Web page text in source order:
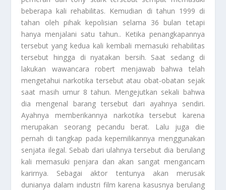
beberapa kali rehabilitas. Kemudian di tahun 1999 di
tahan oleh pihak kepolisian selama 36 bulan tetapi
hanya menjalani satu tahun.. Ketika penangkapannya
tersebut yang kedua kali kembali memasuki rehabilitas
tersebut hingga di nyatakan bersih. Saat sedang di
lakukan wawancara robert menjawab bahwa telah
mengetahui narkotika tersebut atau obat-obatan sejak
saat masih umur 8 tahun. Mengejutkan sekali bahwa
dia mengenal barang tersebut dari ayahnya sendiri.
Ayahnya memberikannya narkotika tersebut karena
merupakan seorang pecandu berat. Lalu juga die
pernah di tangkap pada kepemilikannya menggunakan
senjata ilegal. Sebab dari ulahnya tersebut dia berulang
kali memasuki penjara dan akan sangat mengancam
karirnya. Sebagai aktor tentunya akan merusak
dunianya dalam industri film karena kasusnya berulang